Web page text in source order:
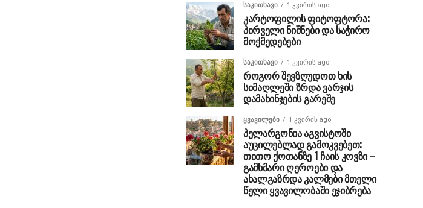
ᲡᲐᲙᲘᲗᲮᲐᲕᲘ 1 კვირის ago
კარტოფილის ფიტოფტორა:
პირველი ნიშნები და საჭირო
მოქმედებები
ᲡᲐᲙᲘᲗᲮᲐᲕᲘ 1 კვირის ago
როგორ შევზღუდოთ ხის
სიმაღლეში ზრდა ვარჯის
დამახინჯების გარეშე
ᲧᲕᲐᲕᲘᲚᲔᲑᲘ 1 კვირის ago
პელარგონია აგვისტოში
აუცილებლად გამოკვებეთ:
თითო ქოთანზე 1 ჩაის კოვზი –
გამხმარი ღეროები და
ახალგაზრდა კალმები მთელი
წელი ყვავილობაში ეჯიბრება